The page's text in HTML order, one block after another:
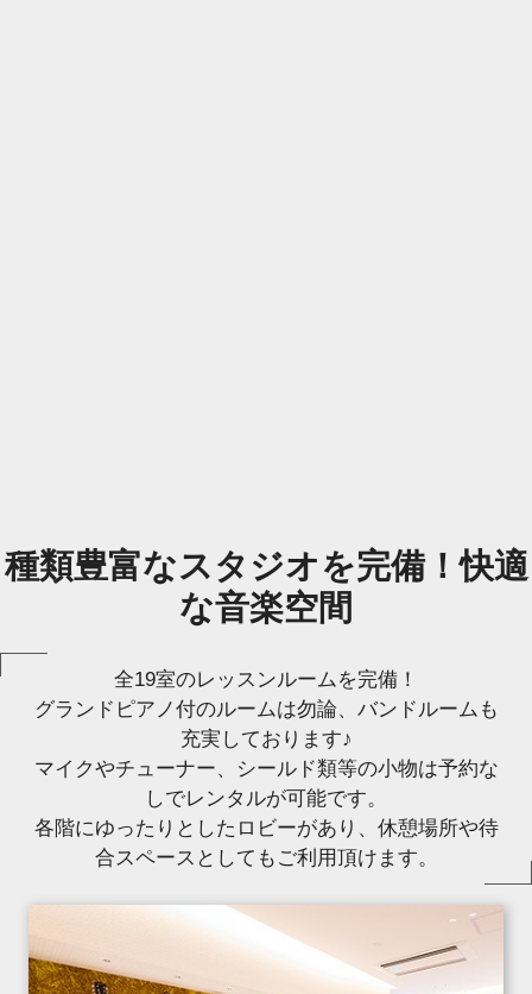
種類豊富なスタジオを完備！快適
な音楽空間
全19室のレッスンルームを完備！
グランドピアノ付のルームは勿論、バンドルームも
充実しております♪
マイクやチューナー、シールド類等の小物は予約な
しでレンタルが可能です。
各階にゆったりとしたロビーがあり、休憩場所や待
合スペースとしてもご利用頂けます。